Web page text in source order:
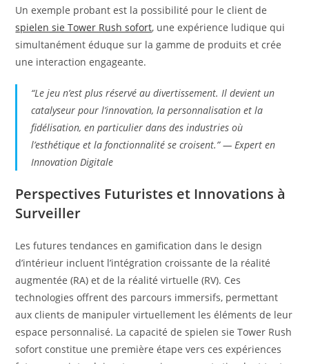
Un exemple probant est la possibilité pour le client de
spielen sie Tower Rush sofort, une expérience ludique qui
simultanément éduque sur la gamme de produits et crée
une interaction engageante.
“Le jeu n’est plus réservé au divertissement. Il devient un
catalyseur pour l’innovation, la personnalisation et la
fidélisation, en particulier dans des industries où
l’esthétique et la fonctionnalité se croisent.” — Expert en
Innovation Digitale
Perspectives Futuristes et Innovations à
Surveiller
Les futures tendances en gamification dans le design
d’intérieur incluent l’intégration croissante de la réalité
augmentée (RA) et de la réalité virtuelle (RV). Ces
technologies offrent des parcours immersifs, permettant
aux clients de manipuler virtuellement les éléments de leur
espace personnalisé. La capacité de spielen sie Tower Rush
sofort constitue une première étape vers ces expériences